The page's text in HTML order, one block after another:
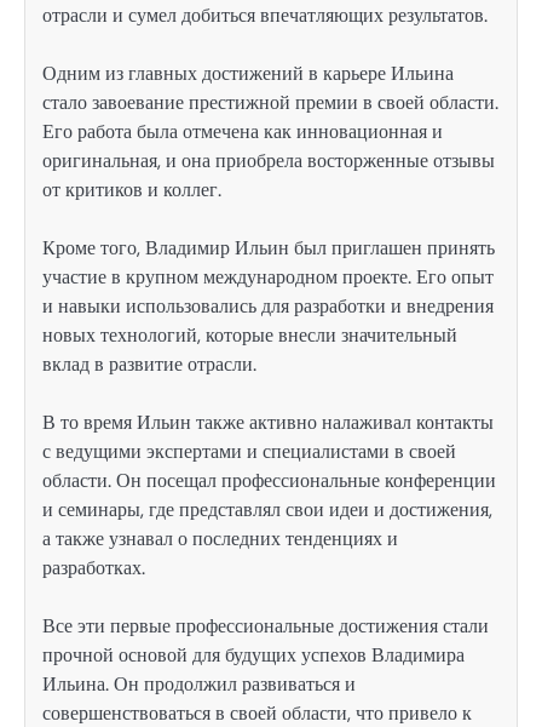
отрасли и сумел добиться впечатляющих результатов.
Одним из главных достижений в карьере Ильина
стало завоевание престижной премии в своей области.
Его работа была отмечена как инновационная и
оригинальная, и она приобрела восторженные отзывы
от критиков и коллег.
Кроме того, Владимир Ильин был приглашен принять
участие в крупном международном проекте. Его опыт
и навыки использовались для разработки и внедрения
новых технологий, которые внесли значительный
вклад в развитие отрасли.
В то время Ильин также активно налаживал контакты
с ведущими экспертами и специалистами в своей
области. Он посещал профессиональные конференции
и семинары, где представлял свои идеи и достижения,
а также узнавал о последних тенденциях и
разработках.
Все эти первые профессиональные достижения стали
прочной основой для будущих успехов Владимира
Ильина. Он продолжил развиваться и
совершенствоваться в своей области, что привело к